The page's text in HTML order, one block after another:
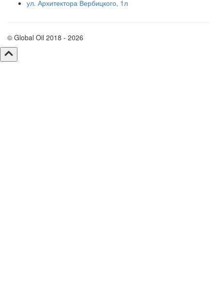
ул. Архитектора Вербицкого, 1л
© Global Oil 2018 - 2026